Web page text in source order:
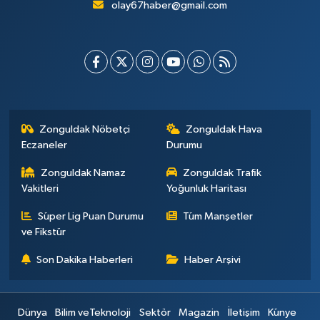
olay67haber@gmail.com
Zonguldak Nöbetçi
Eczaneler
Zonguldak Hava
Durumu
Zonguldak Namaz
Vakitleri
Zonguldak Trafik
Yoğunluk Haritası
Süper Lig Puan Durumu
ve Fikstür
Tüm Manşetler
Son Dakika Haberleri Haber Arşivi
Dünya Bilim veTeknoloji Sektör Magazin İletişim Künye